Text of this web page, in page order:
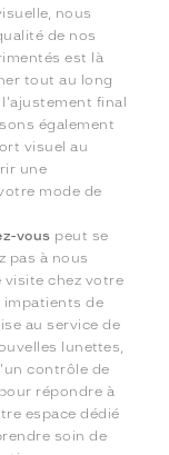
nous
de nos
est là
tout au long
l'ajustement final
également
visuel au
une
mode de
vous peut se
pas à nous
chez votre
impatients de
au service de
lunettes,
contrôle de
répondre à
espace dédié
soin de